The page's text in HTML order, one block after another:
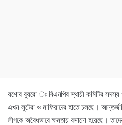
যশোর ব্যুরো ঃ বিএনপির স্থায়ী কমিটির সদস্য
এখন লুটেরা ও মাফিয়াদের হাতে চলছে।
লীগকে অবৈধভাবে ক্ষমতায় বসানো হয়েছে।